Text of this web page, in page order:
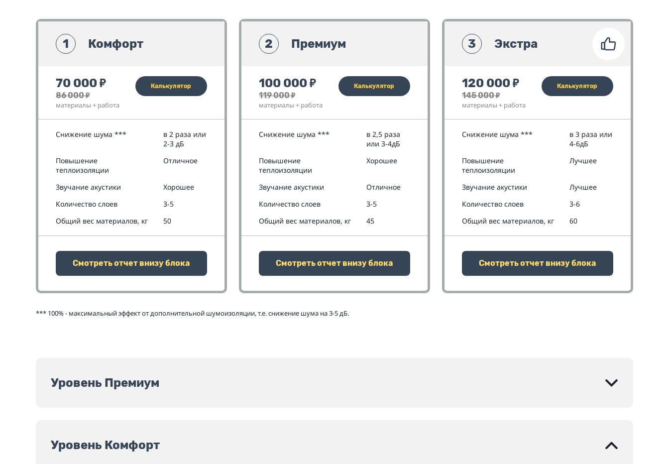
1 Комфорт
70 000₽
86 000₽
материалы + работа
Калькулятор
Снижение шума ***
в 2 раза или
2-3 дБ
Повышение
теплоизоляции
Отличное
Звучание акустики
Хорошее
Количество слоев
3-5
Общий вес материалов, кг
50
Смотреть отчет внизу блока
2 Премиум
100 000₽
119 000₽
материалы + работа
Калькулятор
Снижение шума ***
в 2,5 раза
или 3-4дБ
Повышение
теплоизоляции
Хорошее
Звучание акустики
Отличное
Количество слоев
3-5
Общий вес материалов, кг
45
Смотреть отчет внизу блока
3 Экстра
120 000₽
145 000₽
материалы + работа
Калькулятор
Снижение шума ***
в 3 раза или
4-6дБ
Повышение
теплоизоляции
Лучшее
Звучание акустики
Лучшее
Количество слоев
3-6
Общий вес материалов, кг
60
Смотреть отчет внизу блока
*** 100% - максимальный эффект от дополнительной шумоизоляции, т.е. снижение шума на 3-5 дБ.
Уровень Премиум
Уровень Комфорт